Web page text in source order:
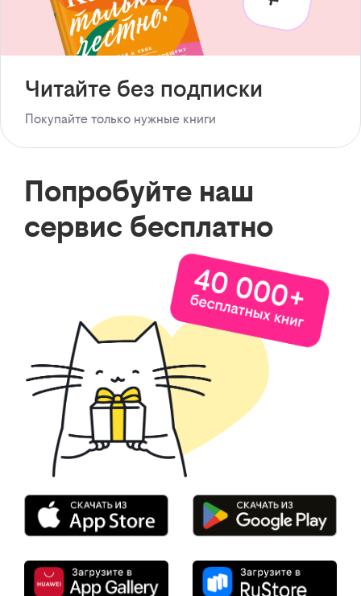
Читайте без подписки
Покупайте только нужные книги
Попробуйте наш
сервис бесплатно